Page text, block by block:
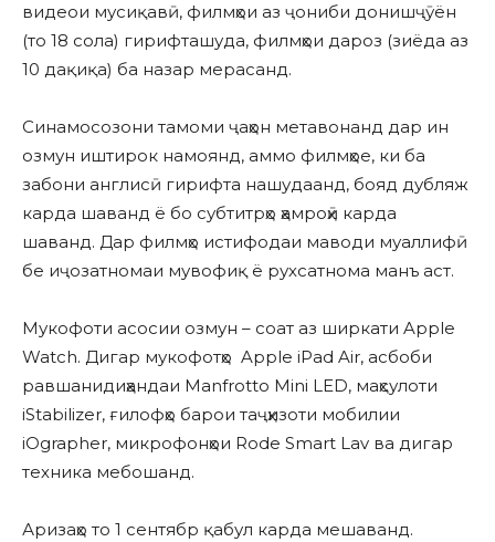
видеои мусиқавӣ, филмҳои аз ҷониби донишҷӯён
(то 18 сола) гирифташуда, филмҳои дароз (зиёда аз
10 дақиқа) ба назар мерасанд.
Синамосозони тамоми ҷаҳон метавонанд дар ин
озмун иштирок намоянд, аммо филмҳое, ки ба
забони англисӣ гирифта нашудаанд, бояд дубляж
карда шаванд ё бо субтитрҳо ҳамроҳӣ карда
шаванд. Дар филмҳо истифодаи маводи муаллифӣ
бе иҷозатномаи мувофиқ ё рухсатнома манъ аст.
Мукофоти асосии озмун – соат аз ширкати Apple
Watch. Дигар мукофотҳо Apple iPad Air, асбоби
равшанидиҳандаи Manfrotto Mini LED, маҳсулоти
iStabilizer, ғилофҳо барои таҷҳизоти мобилии
iOgrapher, микрофонҳои Rode Smart Lav ва дигар
техника мебошанд.
Аризаҳо то 1 сентябр қабул карда мешаванд.